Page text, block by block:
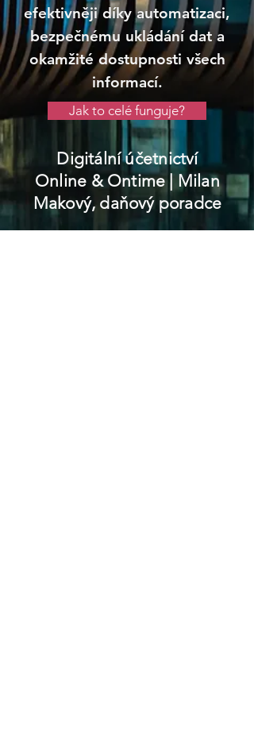
efektivněji díky automatizaci,
bezpečnému ukládání dat a
okamžité dostupnosti všech
informací.
Jak to celé funguje?
Digitální účetnictví
Online & Ontime| Milan
Makový, daňový poradce